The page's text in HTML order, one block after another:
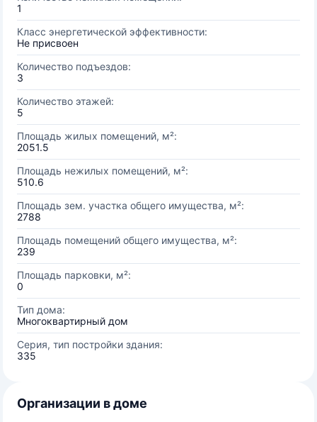
1
Класс энергетической эффективности:
Не присвоен
Количество подъездов:
3
Количество этажей:
5
Площадь жилых помещений, м²:
2051.5
Площадь нежилых помещений, м²:
510.6
Площадь зем. участка общего имущества, м²:
2788
Площадь помещений общего имущества, м²:
239
Площадь парковки, м²:
0
Тип дома:
Многоквартирный дом
Серия, тип постройки здания:
335
Организации в доме